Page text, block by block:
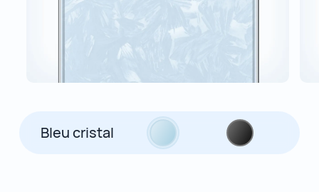
Bleu cristal